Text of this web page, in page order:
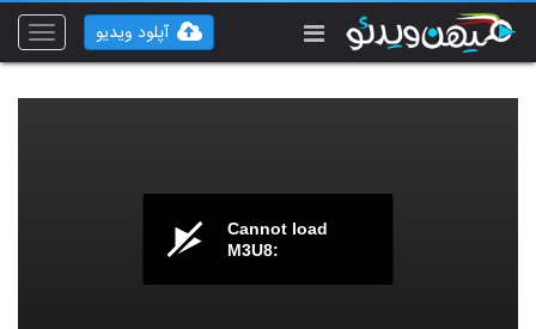
Toggle
آپلود ویدیو
Cannot load
M3U8: